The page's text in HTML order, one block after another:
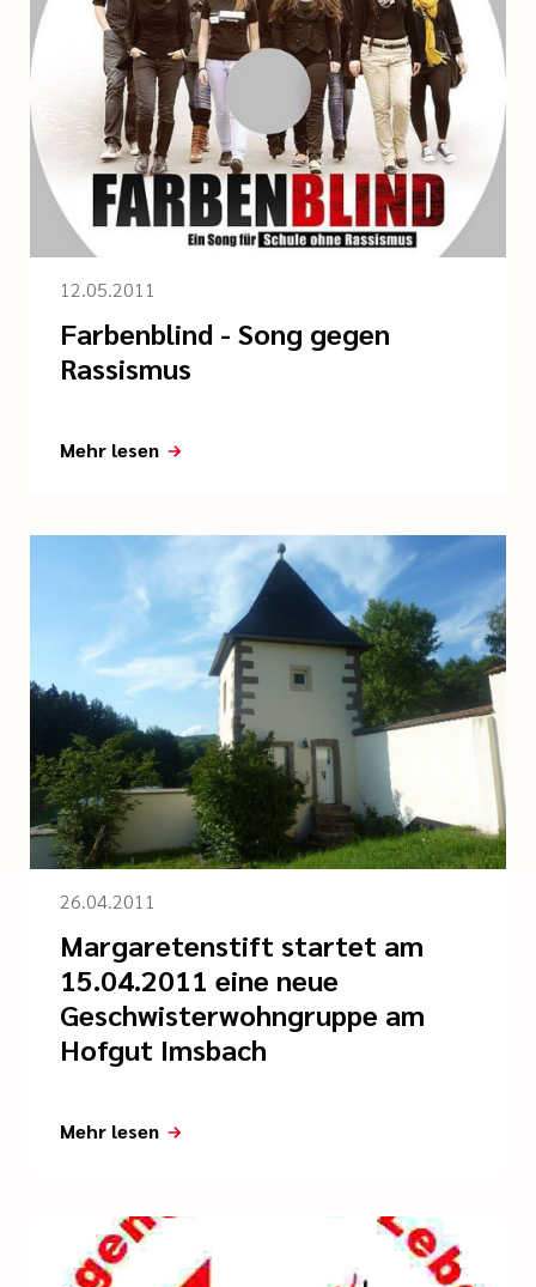
12.05.2011
Farbenblind - Song gegen
Rassismus
Mehr lesen
26.04.2011
Margaretenstift startet am
15.04.2011 eine neue
Geschwisterwohngruppe am
Hofgut Imsbach
Mehr lesen